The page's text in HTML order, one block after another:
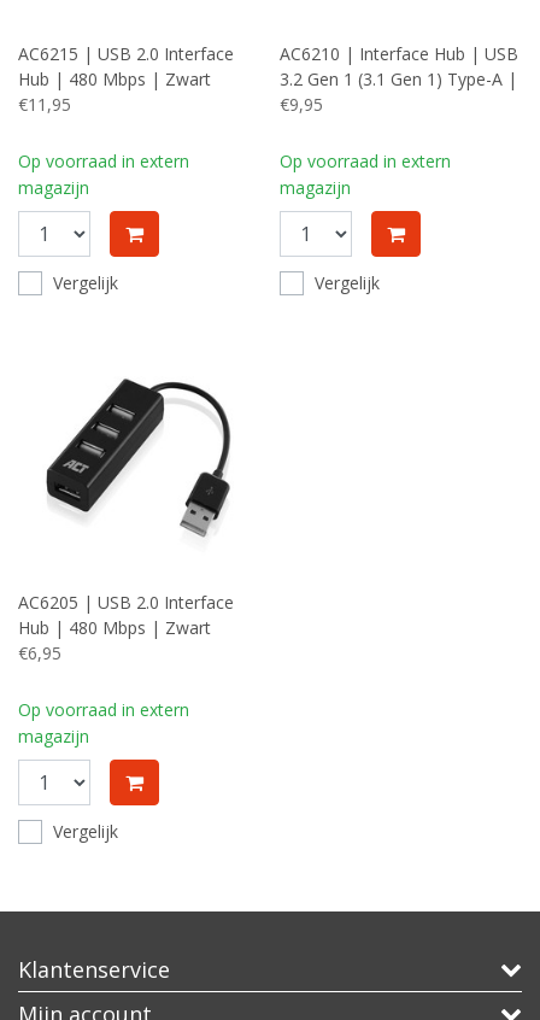
AC6215 | USB 2.0 Interface
Hub | 480 Mbps | Zwart
€11,95
Op voorraad in extern
magazijn
Vergelijk
AC6210 | Interface Hub | USB
3.2 Gen 1 (3.1 Gen 1) Type-A |
480 Mbit/s | Wit
€9,95
Op voorraad in extern
magazijn
Vergelijk
AC6205 | USB 2.0 Interface
Hub | 480 Mbps | Zwart
€6,95
Op voorraad in extern
magazijn
Vergelijk
Klantenservice
Mijn account